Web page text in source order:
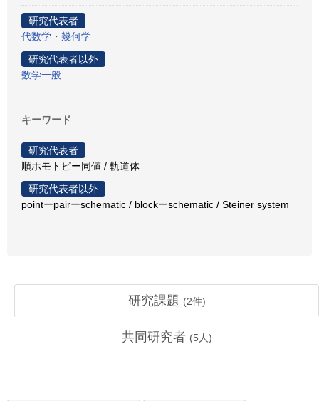
研究代表者
代数学・幾何学
研究代表者以外
数学一般
キーワード
研究代表者
順ホモトピー同値 / 軌道体
研究代表者以外
pointーpairーschematic / blockーschematic / Steiner system
研究課題 (2件)
共同研究者 (5 人)